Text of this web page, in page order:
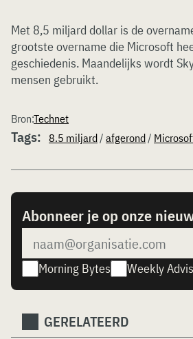
Met 8,5 miljard dollar is de
grootste overname die Microsoft
geschiedenis. Maandelijks wordt
mensen gebruikt.
Bron:Technet
Tags: 8.5 miljard/ afgerond/
Abonneer je op onze
Morning Bytes Weekly
GERELATEERD